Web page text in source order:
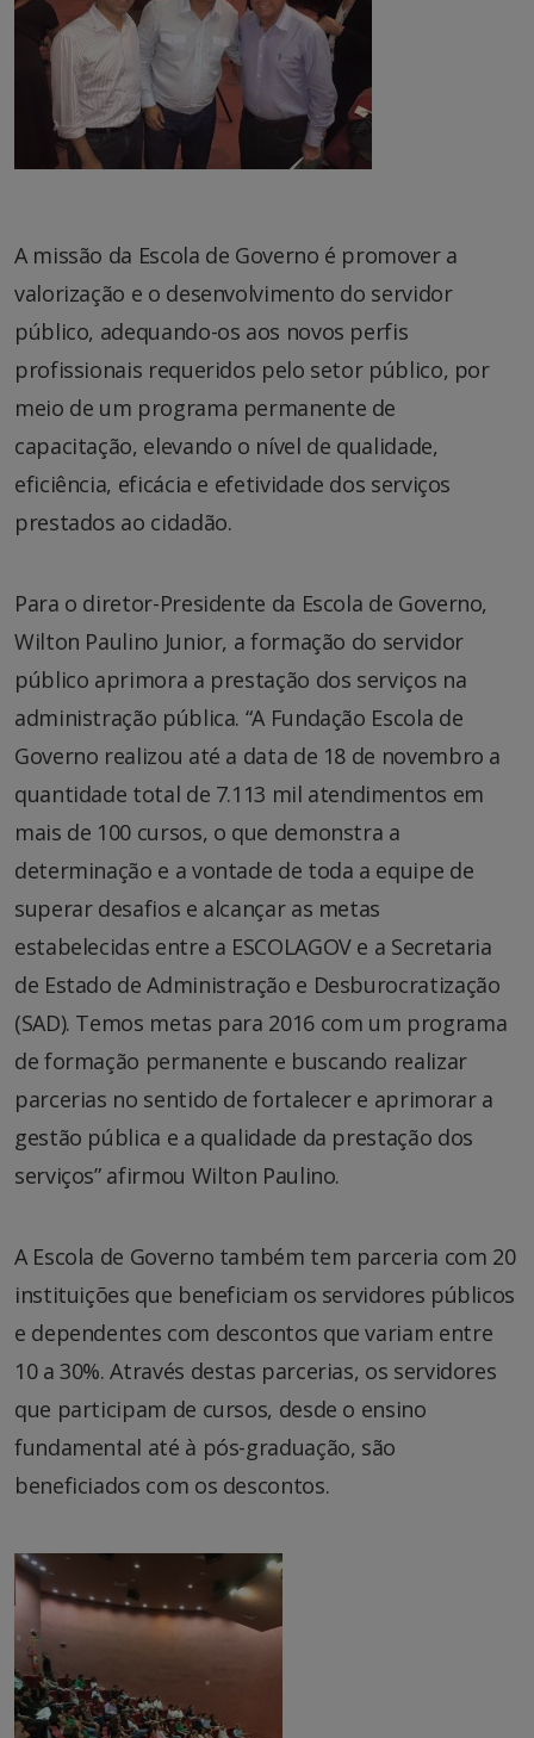
A missão da Escola de Governo é promover a
valorização e o desenvolvimento do servidor
público, adequando-os aos novos perfis
profissionais requeridos pelo setor público, por
meio de um programa permanente de
capacitação, elevando o nível de qualidade,
eficiência, eficácia e efetividade dos serviços
prestados ao cidadão.
Para o diretor-Presidente da Escola de Governo,
Wilton Paulino Junior, a formação do servidor
público aprimora a prestação dos serviços na
administração pública. “A Fundação Escola de
Governo realizou até a data de 18 de novembro a
quantidade total de 7.113 mil atendimentos em
mais de 100 cursos, o que demonstra a
determinação e a vontade de toda a equipe de
superar desafios e alcançar as metas
estabelecidas entre a ESCOLAGOV e a Secretaria
de Estado de Administração e Desburocratização
(SAD). Temos metas para 2016 com um programa
de formação permanente e buscando realizar
parcerias no sentido de fortalecer e aprimorar a
gestão pública e a qualidade da prestação dos
serviços” afirmou Wilton Paulino.
A Escola de Governo também tem parceria com 20
instituições que beneficiam os servidores públicos
e dependentes com descontos que variam entre
10 a 30%. Através destas parcerias, os servidores
que participam de cursos, desde o ensino
fundamental até à pós-graduação, são
beneficiados com os descontos.